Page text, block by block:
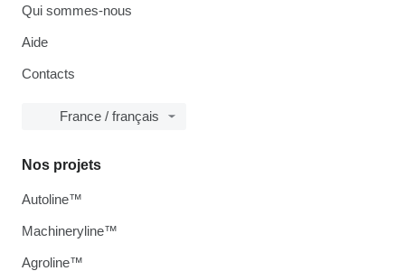
Qui sommes-nous
Aide
Contacts
France / français
Nos projets
Autoline™
Machineryline™
Agroline™